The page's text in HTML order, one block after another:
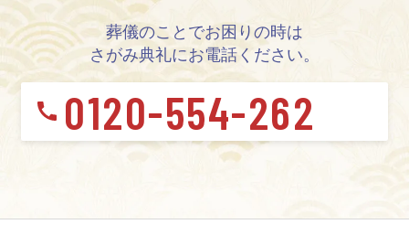
葬儀のことでお困りの時は
さがみ典礼にお電話ください。
0120-554-262